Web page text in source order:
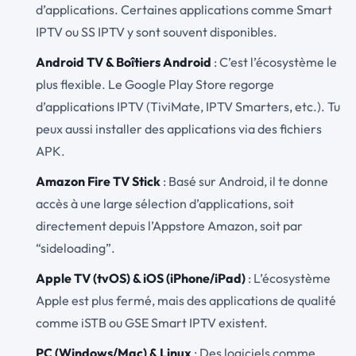
d’applications. Certaines applications comme Smart
IPTV ou SS IPTV y sont souvent disponibles.
Android TV & Boîtiers Android : C’est l’écosystème le
plus flexible. Le Google Play Store regorge
d’applications IPTV (TiviMate, IPTV Smarters, etc.). Tu
peux aussi installer des applications via des fichiers
APK.
Amazon Fire TV Stick : Basé sur Android, il te donne
accès à une large sélection d’applications, soit
directement depuis l’Appstore Amazon, soit par
“sideloading”.
Apple TV (tvOS) & iOS (iPhone/iPad) : L’écosystème
Apple est plus fermé, mais des applications de qualité
comme iSTB ou GSE Smart IPTV existent.
PC (Windows/Mac) & Linux : Des logiciels comme